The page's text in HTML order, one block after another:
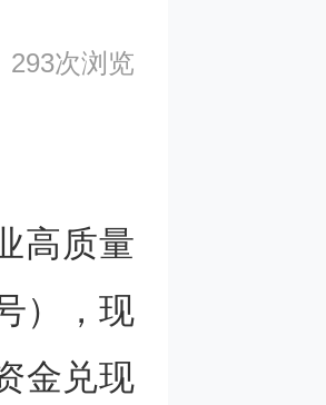
293次浏览
高质量
），现
金兑现